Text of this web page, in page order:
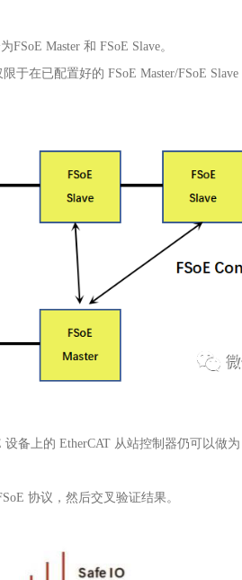
FSoE Master 和 FSoE Slave。
限于在已配置好的 FSoE Master/FSoE Slave
设备上的 EtherCAT 从站控制器仍可以做为
协议，然后交叉验证结果。